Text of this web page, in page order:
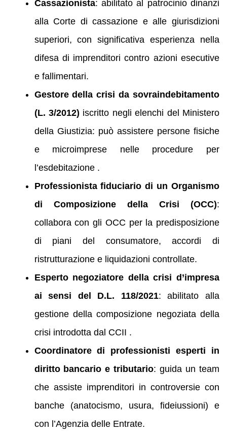
Cassazionista: abilitato al patrocinio dinanzi
alla Corte di cassazione e alle giurisdizioni
superiori, con significativa esperienza nella
difesa di imprenditori contro azioni esecutive
e fallimentari.
Gestore della crisi da sovraindebitamento
(L. 3/2012) iscritto negli elenchi del Ministero
della Giustizia: può assistere persone fisiche
e microimprese nelle procedure per
l’esdebitazione .
Professionista fiduciario di un Organismo
di Composizione della Crisi (OCC):
collabora con gli OCC per la predisposizione
di piani del consumatore, accordi di
ristrutturazione e liquidazioni controllate.
Esperto negoziatore della crisi d’impresa
ai sensi del D.L. 118/2021: abilitato alla
gestione della composizione negoziata della
crisi introdotta dal CCII .
Coordinatore di professionisti esperti in
diritto bancario e tributario: guida un team
che assiste imprenditori in controversie con
banche (anatocismo, usura, fideiussioni) e
con l’Agenzia delle Entrate.